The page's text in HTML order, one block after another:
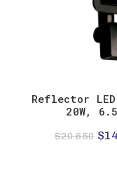
Reflector
20W,
$20.650 El
$